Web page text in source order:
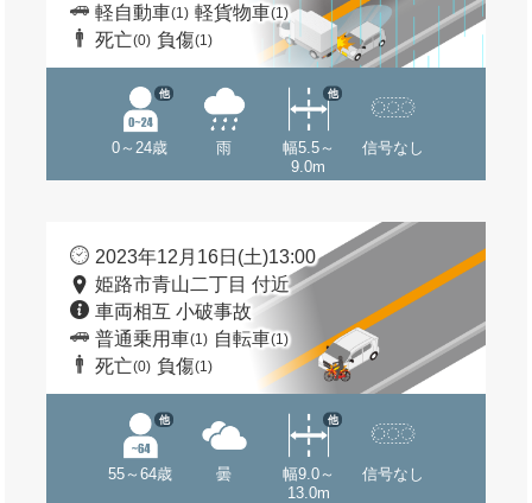
軽自動車(1) 軽貨物車(1)
死亡(0) 負傷(1)
0～24歳
他
雨
幅5.5～
9.0m
他
信号なし
2023年12月16日(土)13:00
姫路市青山二丁目 付近
車両相互 小破事故
普通乗用車(1) 自転車(1)
死亡(0) 負傷(1)
55～64歳
他
曇
幅9.0～
13.0m
他
信号なし